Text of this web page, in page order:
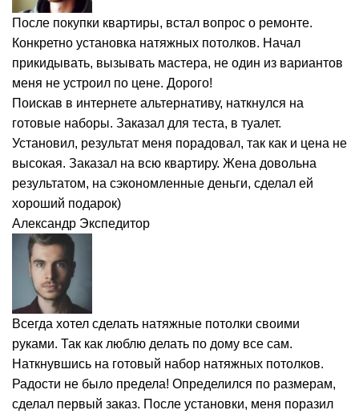
После покупки квартиры, встал вопрос о ремонте.
Конкретно установка натяжных потолков. Начал
прикидывать, вызывать мастера, не один из вариантов
меня не устроил по цене. Дорого!
Поискав в интернете альтернативу, наткнулся на
готовые наборы. Заказал для теста, в туалет.
Установил, результат меня порадовал, так как и цена не
высокая. Заказал на всю квартиру. Жена довольна
результатом, на сэкономленные деньги, сделал ей
хороший подарок)
Александр Экспедитор
Всегда хотел сделать натяжные потолки своими
руками. Так как люблю делать по дому все сам.
Наткнувшись на готовый набор натяжных потолков.
Радости не было предела! Определился по размерам,
сделал первый заказ. После установки, меня поразил